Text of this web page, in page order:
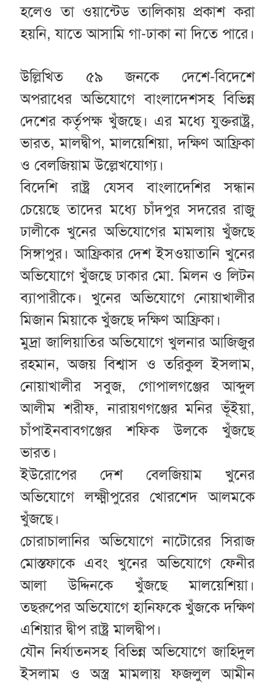
হলেও তা ওয়ান্টেড তালিকায় প্রকাশ করা
হয়নি, যাতে আসামি গা-ঢাকা না দিতে পারে।
উল্লিখিত ৫৯ জনকে দেশে-বিদেশে
অপরাধের অভিযোগে বাংলাদেশসহ বিভিন্ন
দেশের কর্তৃপক্ষ খুঁজছে। এর মধ্যে যুক্তরাষ্ট্র,
ভারত, মালদ্বীপ, মালয়েশিয়া, দক্ষিণ আফ্রিকা
ও বেলজিয়াম উল্লেখযোগ্য।
বিদেশি রাষ্ট্র যেসব বাংলাদেশির সন্ধান
চেয়েছে তাদের মধ্যে চাঁদপুর সদরের রাজু
ঢালীকে খুনের অভিযোগের মামলায় খুঁজছে
সিঙ্গাপুর। আফ্রিকার দেশ ইসওয়াতানি খুনের
অভিযোগে খুঁজছে ঢাকার মো. মিলন ও লিটন
ব্যাপারীকে। খুনের অভিযোগে নোয়াখালীর
মিজান মিয়াকে খুঁজছে দক্ষিণ আফ্রিকা।
মুদ্রা জালিয়াতির অভিযোগে খুলনার আজিজুর
রহমান, অজয় বিশ্বাস ও তরিকুল ইসলাম,
নোয়াখালীর সবুজ, গোপালগঞ্জের আব্দুল
আলীম শরীফ, নারায়ণগঞ্জের মনির ভূঁইয়া,
চাঁপাইনবাবগঞ্জের শফিক উলকে খুঁজছে
ভারত।
ইউরোপের দেশ বেলজিয়াম খুনের
অভিযোগে লক্ষ্মীপুরের খোরশেদ আলমকে
খুঁজছে।
চোরাচালানির অভিযোগে নাটোরের সিরাজ
মোস্তফাকে এবং খুনের অভিযোগে ফেনীর
আলা উদ্দিনকে খুঁজছে মালয়েশিয়া।
তছরুপের অভিযোগে হানিফকে খুঁজকে দক্ষিণ
এশিয়ার দ্বীপ রাষ্ট্র মালদ্বীপ।
যৌন নির্যাতনসহ বিভিন্ন অভিযোগে জাহিদুল
ইসলাম ও অস্ত্র মামলায় ফজলুল আমীন